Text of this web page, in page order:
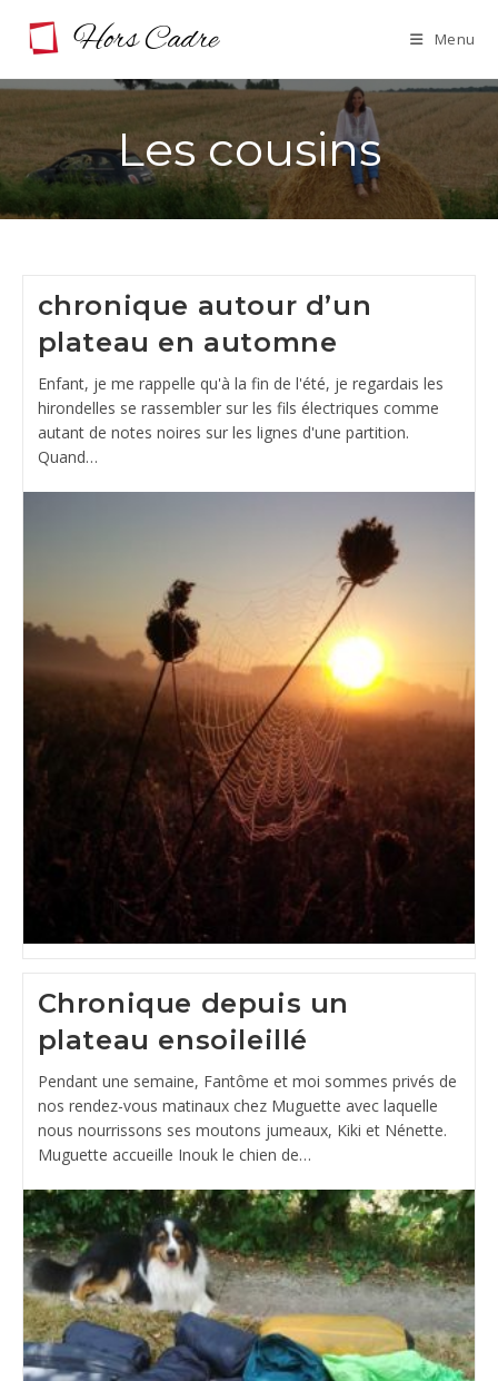
Menu
Les cousins
chronique autour d’un
plateau en automne
Enfant, je me rappelle qu'à la fin de l'été, je regardais les
hirondelles se rassembler sur les fils électriques comme
autant de notes noires sur les lignes d'une partition.
Quand…
Chronique depuis un
plateau ensoileillé
Pendant une semaine, Fantôme et moi sommes privés de
nos rendez-vous matinaux chez Muguette avec laquelle
nous nourrissons ses moutons jumeaux, Kiki et Nénette.
Muguette accueille Inouk le chien de…